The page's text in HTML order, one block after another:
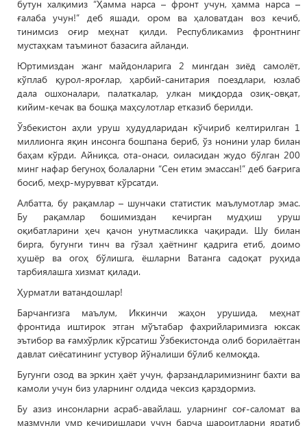
бутун халқимиз “Ҳамма нарса – фронт учун, ҳамма нарса –
ғалаба учун!” деб яшади, ором ва ҳаловатдан воз кечиб,
тинимсиз оғир меҳнат қилди. Республикамиз фронтнинг
мустаҳкам таъминот базасига айланди.
Юртимиздан жанг майдонларига 2 мингдан зиёд самолёт,
кўплаб қурол-яроғлар, ҳарбий-санитария поездлари, юзлаб
дала ошхоналари, палаткалар, улкан миқдорда озиқ-овқат,
кийим-кечак ва бошқа маҳсулотлар етказиб берилди.
Ўзбекистон аҳли уруш ҳудудларидан кўчириб келтирилган 1
миллионга яқин инсонга бошпана бериб, ўз нонини улар билан
баҳам кўрди. Айниқса, ота-онаси, оиласидан жудо бўлган 200
минг нафар бегуноҳ болаларни “Сен етим эмассан!” деб бағрига
босиб, меҳр-мурувват кўрсатди.
Албатта, бу рақамлар – шунчаки статистик маълумотлар эмас.
Бу рақамлар бошимиздан кечирган мудҳиш уруш
оқибатларини ҳеч қачон унутмасликка чақиради. Шу билан
бирга, бугунги тинч ва гўзал ҳаётнинг қадрига етиб, доимо
ҳушёр ва огоҳ бўлишга, ёшларни Ватанга садоқат руҳида
тарбиялашга хизмат қилади.
Ҳурматли ватандошлар!
Барчангизга маълум, Иккинчи жаҳон урушида, меҳнат
фронтида иштирок этган мўътабар фахрийларимизга юксак
эътибор ва ғамхўрлик кўрсатиш Ўзбекистонда олиб борилаётган
давлат сиёсатининг устувор йўналиши бўлиб келмоқда.
Бугунги озод ва эркин ҳаёт учун, фарзандларимизнинг бахти ва
камоли учун биз уларнинг олдида чексиз қарздормиз.
Бу азиз инсонларни асраб-авайлаш, уларнинг соғ-саломат ва
мазмунли умр кечиришлари учун барча шароитларни яратиб